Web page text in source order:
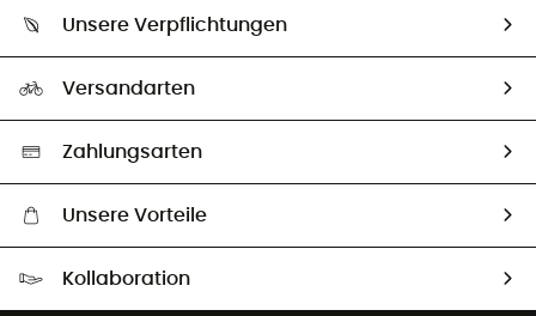
Größentabelle
Vertrag widerrufen
Unsere Botschafter
Unsere Verpflichtungen
Auswahl an nachhaltigen Produkten
Versandarten
Zahlungsarten
Unsere Vorteile
Kollaboration